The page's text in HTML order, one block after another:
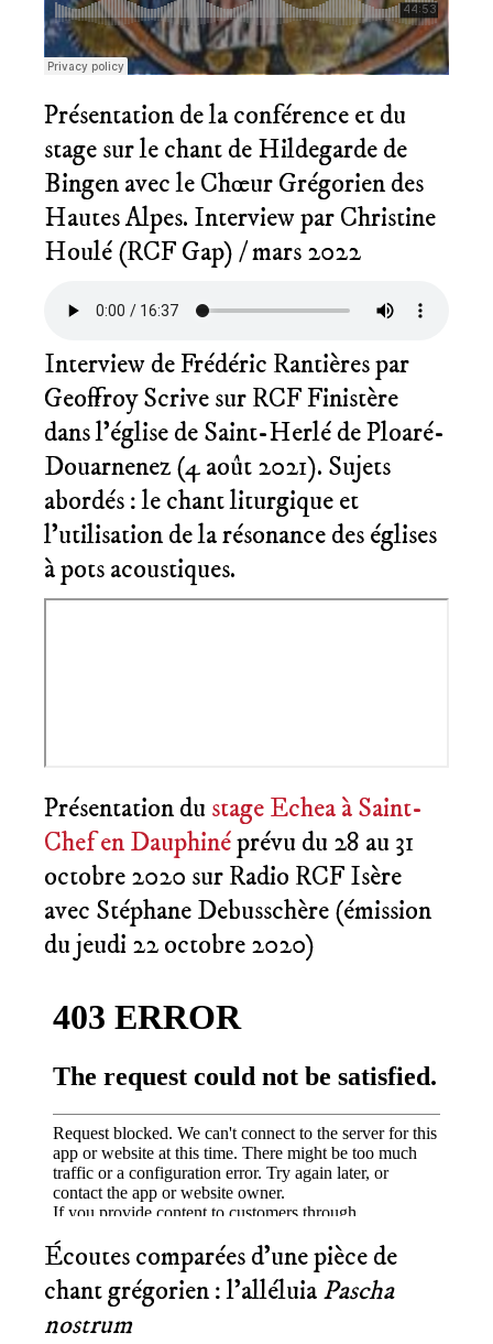
Présentation de la conférence et du
stage sur le chant de Hildegarde de
Bingen avec le Chœur Grégorien des
Hautes Alpes. Interview par Christine
Houlé (RCF Gap) / mars 2022
Interview de Frédéric Rantières par
Geoffroy Scrive sur RCF Finistère
dans l’église de Saint-Herlé de Ploaré-
Douarnenez (4 août 2021). Sujets
abordés : le chant liturgique et
l’utilisation de la résonance des églises
à pots acoustiques.
Présentation du stage Echea à Saint-
Chef en Dauphinéprévu du 28 au 31
octobre 2020 sur Radio RCF Isère
avec Stéphane Debusschère (émission
du jeudi 22 octobre 2020)
Écoutes comparées d’une pièce de
chant grégorien : l’alléluia Pascha
nostrum